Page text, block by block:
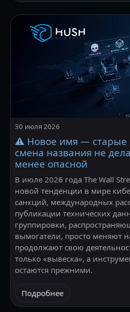
30 июля 2026
⚠️ Новое имя — старые
смена названия не
менее опасной
В июле 2026 года The Wall
новой тенденции в мире
санкций, международных
публикации технических
группировки,
вымогатели, просто меняют
продолжают свою
только «вывеска», а
остаются прежними.
Подробнее